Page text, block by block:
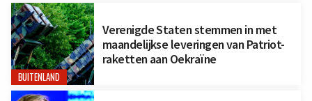
BUITENLAND
Verenigde Staten stemmen in met
maandelijkse leveringen van Patriot-
raketten aan Oekraïne